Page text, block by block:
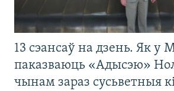
13 сэансаў на дзень. Як у
паказваюць «Адысэю»
чынам зараз сусьветныя